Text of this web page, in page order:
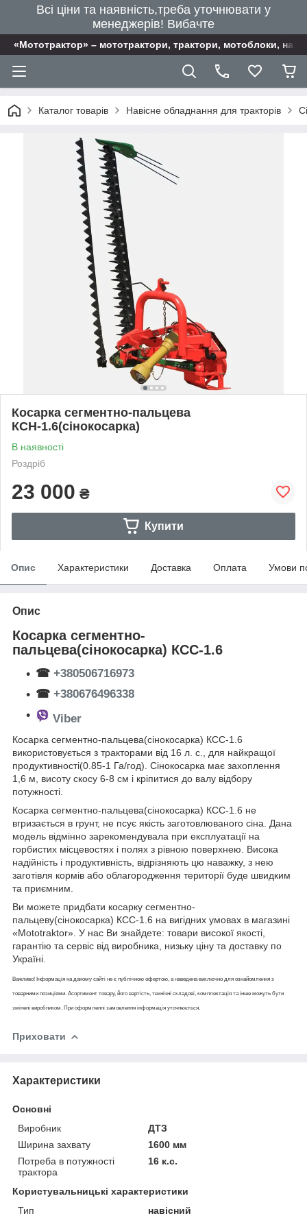
Всі ціни та наявність,треба уточнювати у
менеджерів! Вибачте
«Мототрактор» – мототрактори, трактори, мотоблоки,
Каталог товарів Навісне обладнання для тракторів
Косарка сегментно-пальцева
КСН-1.6(сінокосарка)
В наявності
Роздріб
23 000 ₴
Купити
Опис Характеристики Доставка Оплата Умови
Опис
Косарка сегментно-
пальцева(сінокосарка) КСС-1.6
☎ +380506716973
☎ +380676496338
Viber
Косарка сегментно-пальцева(сінокосарка) КСС-1.6
використовується з тракторами від 16 л. с., для найкращої
продуктивності(0.85-1 Га/год). Сінокосарка має захоплення
1,6 м, висоту скосу 6-8 см і кріпитися до валу відбору
потужності.
Косарка сегментно-пальцева(сінокосарка) КСС-1.6 не
вгризається в грунт, не псує якість заготовлюваного сіна. Дана
модель відмінно зарекомендувала при експлуатації на
горбистих місцевостях і полях з рівною поверхнею. Висока
надійність і продуктивність, відрізняють цю наважку, з нею
заготівля кормів або облагородження території буде швидким
та приємним.
Ви можете придбати косарку сегментно-
пальцеву(сінокосарка) КСС-1.6 на вигідних умовах в магазині
«Mototraktor». У нас Ви знайдете: товари високої якості,
гарантію та сервіс від виробника, низьку ціну та доставку по
Україні.
Важливо! Інформація на даному сайті не є публічною офертою, а наведена виключно для ознайомлення з
товарними позиціями. Асортимент товару, його вартість, технічні складові, комплектація та інше можуть бути
змінені виробником. При оформленні замовлення інформація уточнюється.
Приховати
Характеристики
Основні
Виробник
ДТЗ
Ширина захвату
1600 мм
Потреба в потужності
трактора
16 к.с.
Користувальницькі характеристики
Тип
навісний